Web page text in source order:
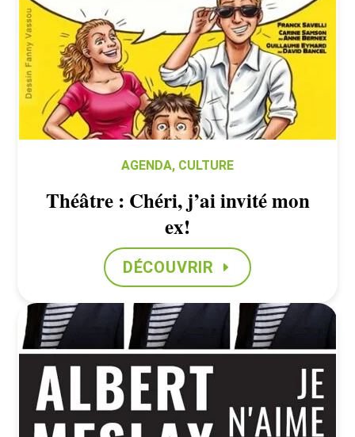
AGENDA, CULTURE
Théâtre : Chéri, j’ai invité mon
ex!
DÉCOUVRIR